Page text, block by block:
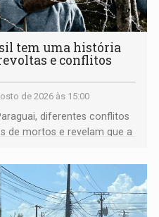
tem uma história
e conflitos
de 2026 às 15:00
diferentes conflitos
de mortos e revelam que a